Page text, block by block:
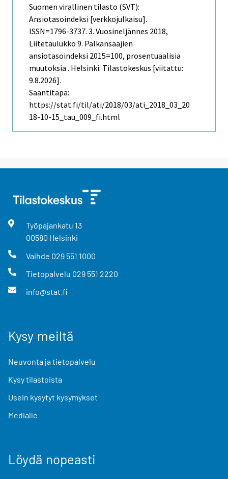
Suomen virallinen tilasto (SVT):
Ansiotasoindeksi [verkkojulkaisu].
ISSN=1796-3737. 3. Vuosineljännes 2018,
Liitetaulukko 9. Palkansaajien
ansiotasoindeksi 2015=100, prosentuaalisia
muutoksia . Helsinki: Tilastokeskus [viitattu:
9.8.2026].
Saantitapa:
https://stat.fi/til/ati/2018/03/ati_2018_03_20
18-10-15_tau_009_fi.html
Työpajankatu 13
00580 Helsinki
Vaihde 029 551 1000
Tietopalvelu 029 551 2220
info@stat.fi
Kysy meiltä
Neuvonta ja tietopalvelu
Kysy tilastoista
Usein kysytyt kysymykset
Medialle
Löydä nopeasti